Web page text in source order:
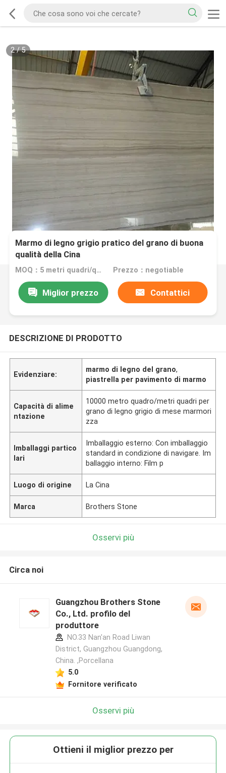
2/5
Marmo di legno grigio pratico del grano di buona
qualità della Cina
MOQ：5 metri quadri/quadrato Prezzo：negotiable
Miglior prezzo Contattici
DESCRIZIONE DI PRODOTTO
Evidenziare:
marmo di legno del grano,
piastrella per pavimento di marmo
Capacità di alime
ntazione
10000 metro quadro/metri quadri per
grano di legno grigio di mese marmori
zza
Imballaggi partico
lari
Imballaggio esterno: Con imballaggio
standard in condizione di navigare. Im
ballaggio interno: Film p
Luogo di origine La Cina
Marca Brothers Stone
Osservi più
Circa noi
Guangzhou Brothers Stone
Co., Ltd. profilo del
produttore
NO.33 Nan'an Road Liwan
District, Guangzhou Guangdong,
China. ,Porcellana
5.0
Fornitore verificato
Osservi più
Ottieni il miglior prezzo per